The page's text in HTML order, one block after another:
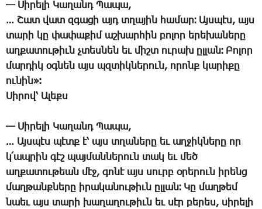
— ­Սի­րե­լի ­Կա­ղանդ ­Պա­պա,
… ­Շատ վատ զգա­ցի այդ տղա­յին հա­մար։ Այս­պէս, այս
տա­րի կը փա­փա­քիմ աշ­խար­հին բո­լոր ե­րե­խա­նե­րը
աղ­քա­տու­թիւն չտես­նեն եւ միշտ ու­րախ ըլ­լան։ ­Բո­լոր
մար­դիկ օգ­նեն այս պզտիկ­նե­րուն, ո­րոնք կա­րի­քը
ու­նին»։
­Սի­րով՝ Ա­լեքս
— ­Սի­րե­լի ­Կա­ղանդ ­Պա­պա,
… Այս­պէս պէտք է՝ այս տղա­նե­րը եւ աղ­ջիկ­նե­րը որ
կ­՛ապ­րին գէշ պայ­ման­նե­րուն տակ եւ մեծ
աղ­քա­տու­թեան մէջ, գո­նէ այս սուրբ օ­րե­րուն ի­րենց
մաղ­թանք­նե­րը ի­րա­կա­նու­թիւն ըլ­լան։ ­Կը մաղ­թեմ
նաեւ այս տա­րի խա­ղա­ղու­թիւն եւ սէր բե­րես, սի­րե­լի